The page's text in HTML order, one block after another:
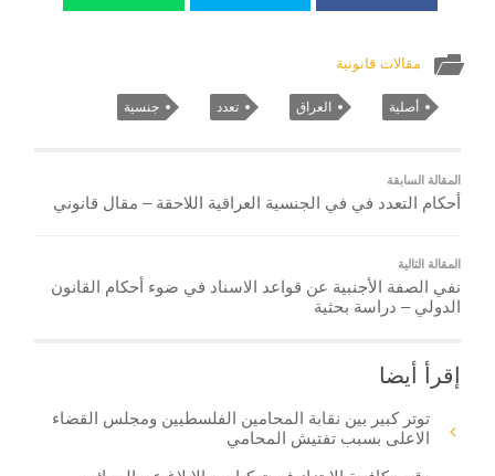
مقالات قانونية
أصلية العراق تعدد جنسية
المقالة السابقة
أحكام التعدد في في الجنسية العراقية اللاحقة – مقال قانوني
المقالة التالية
نفي الصفة الأجنبية عن قواعد الاسناد في ضوء أحكام القانون
الدولي – دراسة بحثية
إقرأ أيضا
توتر كبير بين نقابة المحامين الفلسطيين ومجلس القضاء
الاعلى بسبب تفتيش المحامي